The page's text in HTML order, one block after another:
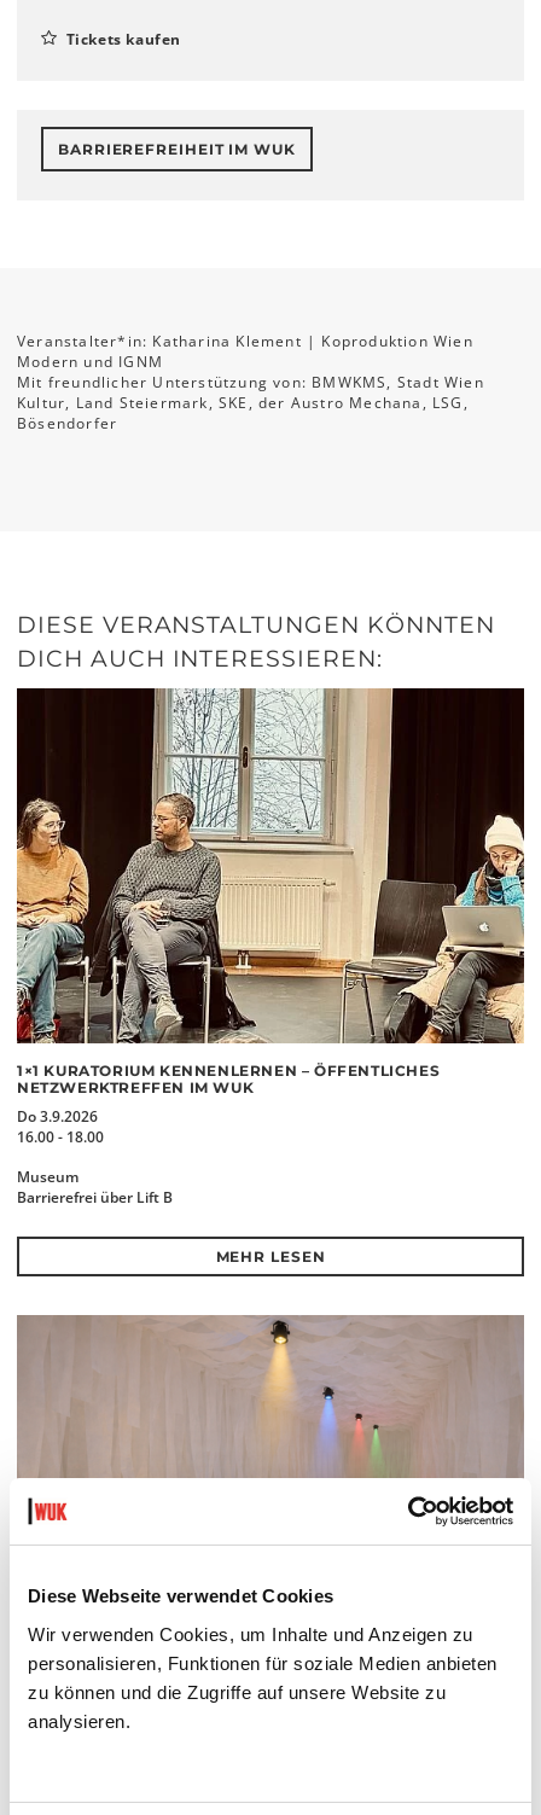
Diese Webseite verwendet Cookies
Wir verwenden Cookies, um Inhalte und Anzeigen zu
personalisieren, Funktionen für soziale Medien anbieten
zu können und die Zugriffe auf unsere Website zu
analysieren.
Tickets kaufen
BARRIEREFREIHEIT IM WUK
Veranstalter*in: Katharina Klement | Koproduktion Wien
Modern und IGNM
Mit freundlicher Unterstützung von: BMWKMS, Stadt Wien
Kultur, Land Steiermark, SKE, der Austro Mechana, LSG,
Bösendorfer
DIESE VERANSTALTUNGEN KÖNNTEN
DICH AUCH INTERESSIEREN:
1×1 KURATORIUM KENNENLERNEN – ÖFFENTLICHES
NETZWERKTREFFEN IM WUK
Do 3.9.2026
16.00 - 18.00
Museum
Barrierefrei über Lift B
MEHR LESEN
THOMAS BALLHAUSEN, THOMAS C. DESI, PETER KOGER:
SYNKOPE - KOLLAPSOLOGIE 4
INTERAKTIVE PERFORMANCE FÜR PUBLIKUM
Projektraum